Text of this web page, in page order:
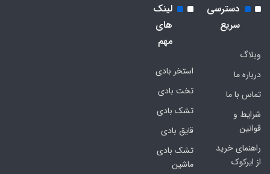
دسترسی
سریع
وبلاگ
درباره ما
تماس با ما
شرایط و
قوانین
راهنمای خرید
از ایرکوک
لینک
های
مهم
استخر بادی
تخت بادی
تشک بادی
قایق بادی
تشک بادی
ماشین